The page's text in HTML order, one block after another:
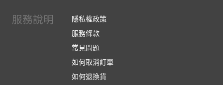
服務說明
隱私權政策
服務條款
常見問題
如何取消訂單
如何退換貨